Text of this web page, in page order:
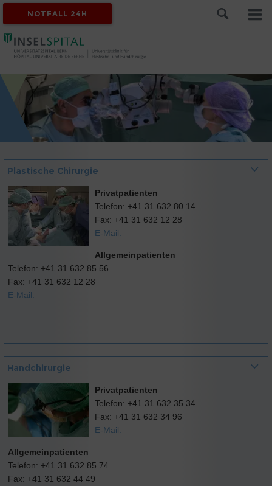
NOTFALL 24H
Plastische Chirurgie
Privatpatienten
Telefon: +41 31 632 80 14
Fax: +41 31 632 12 28
E-Mail:
Allgemeinpatienten
Telefon: +41 31 632 85 56
Fax: +41 31 632 12 28
E-Mail:
Handchirurgie
Privatpatienten
Telefon: +41 31 632 35 34
Fax: +41 31 632 34 96
E-Mail:
Allgemeinpatienten
Telefon: +41 31 632 85 74
Fax: +41 31 632 44 49